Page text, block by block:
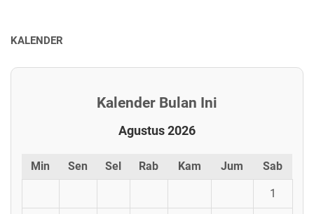
KALENDER
Kalender Bulan Ini
Agustus 2026
Min Sen Sel Rab Kam Jum Sab
1